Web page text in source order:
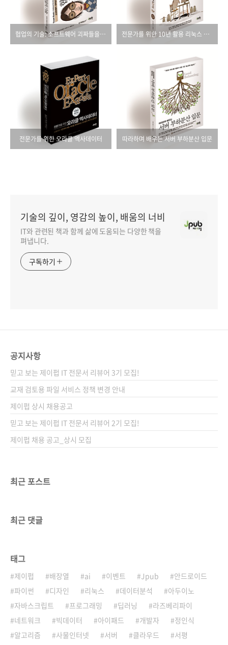
협업의 기술: 소프트웨어 괴짜들을 움직이는 세 가지 법칙 전문가를 위한 10년 활용 리눅스 시스템
전문가를 위한 오라클 엑사데이터 따라하며 배우는 서버 부하분산 입문
기술의 깊이, 영감의 높이, 배움의 너비
IT와 관련된 책과 함께 삶에 도움되는 다양한 책을
펴냅니다.
구독하기
공지사항
믿고 보는 제이펍 IT 전문서 리뷰어 3기 모집!
교재 검토용 파일 서비스 정책 변경 안내
제이펍 상시 채용공고
믿고 보는 제이펍 IT 전문서 리뷰어 2기 모집!
제이펍 채용 공고_상시 모집
최근 포스트
최근 댓글
태그
제이펍 배장열 ai 이벤트 Jpub
안드로이드
파이썬
디자인 리눅스 데이터분석
아두이노
자바스크립트
프로그래밍 딥러닝
라즈베리파이
네트워크
빅데이터 아이패드 개발자
정인식
알고리즘
사물인터넷 서버 클라우드
서평